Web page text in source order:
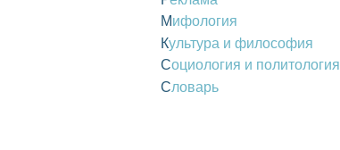
Мифология
Культура и философия
Социология и политология
Словарь